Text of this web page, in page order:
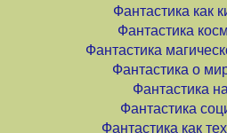
Фантастика как
Фантастика
Фантастика
Фантастика о
Фантастика
Фантастика
Фантастика как